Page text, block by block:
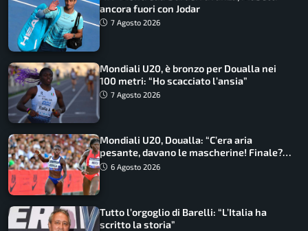
ancora fuori con Jodar
7 Agosto 2026
Mondiali U20, è bronzo per Doualla nei
100 metri: “Ho scacciato l’ansia”
7 Agosto 2026
Mondiali U20, Doualla: “C’era aria
pesante, davano le mascherine! Finale?
Non ho nulla da perdere”
6 Agosto 2026
Tutto l’orgoglio di Barelli: “L’Italia ha
scritto la storia”